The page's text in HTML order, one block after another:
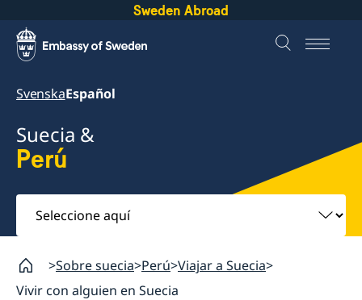
Sweden Abroad
SvenskaEspañol
Suecia &
Perú
Seleccione
aquí
Sobre suecia Perú Viajar a Suecia
Vivir con alguien en Suecia